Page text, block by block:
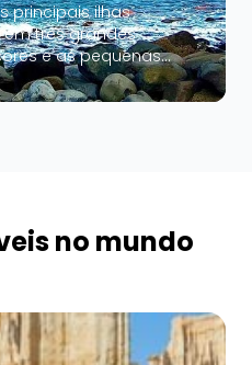
principais ilhas
três grandes
e as pequenas
Estas ilhas
com falésias,
no mundo